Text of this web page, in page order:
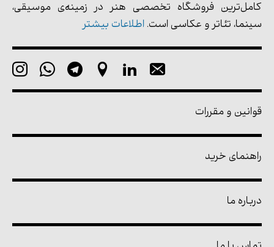
کامل‌ترین فروشگاه تخصصی هنر در زمینه‌ی موسیقی،
سینما، تئاتر و عکاسی است. اطلاعات بیشتر
قوانین و مقررات
راهنمای خرید
درباره ما